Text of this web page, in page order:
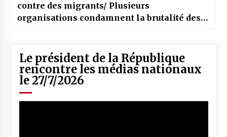
contre des migrants/ Plusieurs
organisations condamnent la brutalité des
Le président de la République
rencontre les médias nationaux
le 27/7/2026